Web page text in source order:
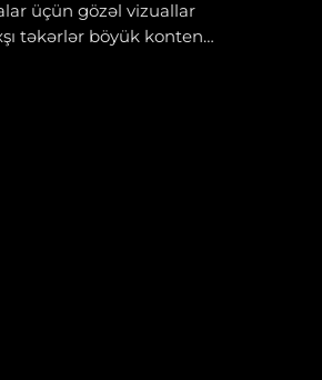
üçün gözəl vizuallar
təkərlər böyük kontentə